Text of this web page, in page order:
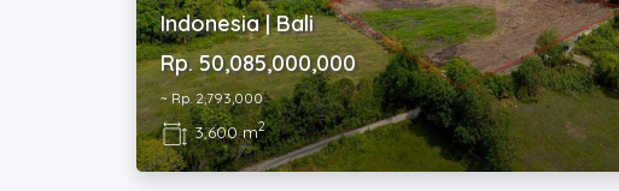
Indonesia | Bali
Rp. 50,085,000,000
~ Rp. 2,793,000
3,600 m2